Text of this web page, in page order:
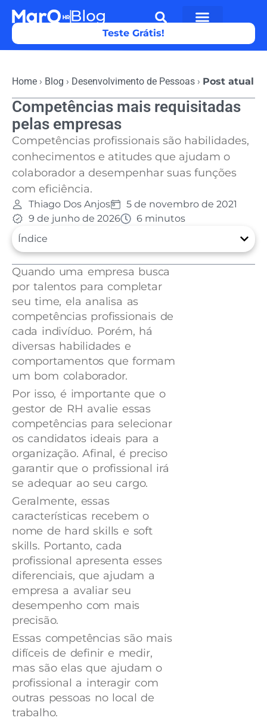
Teste Grátis!
Home › Blog › Desenvolvimento de Pessoas › Post atual
Competências mais requisitadas
pelas empresas
Competências profissionais são habilidades,
conhecimentos e atitudes que ajudam o
colaborador a desempenhar suas funções
com eficiência.
Thiago Dos Anjos
5 de novembro de 2021
9 de junho de 2026
6 minutos
Índice
Quando uma empresa busca
por talentos para completar
seu time, ela analisa as
competências profissionais de
cada indivíduo. Porém, há
diversas habilidades e
comportamentos que formam
um bom colaborador.
Por isso, é importante que o
gestor de RH avalie essas
competências para selecionar
os candidatos ideais para a
organização. Afinal, é preciso
garantir que o profissional irá
se adequar ao seu cargo.
Geralmente, essas
características recebem o
nome de hard skills e soft
skills. Portanto, cada
profissional apresenta esses
diferenciais, que ajudam a
empresa a avaliar seu
desempenho com mais
precisão.
Essas competências são mais
difíceis de definir e medir,
mas são elas que ajudam o
profissional a interagir com
outras pessoas no local de
trabalho.